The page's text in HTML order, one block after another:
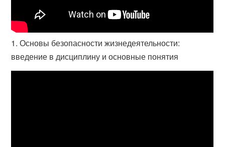
1. Основы безопасности жизнедеятельности:
введение в дисциплину и основные понятия